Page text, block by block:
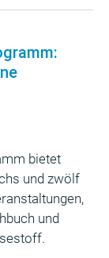
bietet
und zwölf
und